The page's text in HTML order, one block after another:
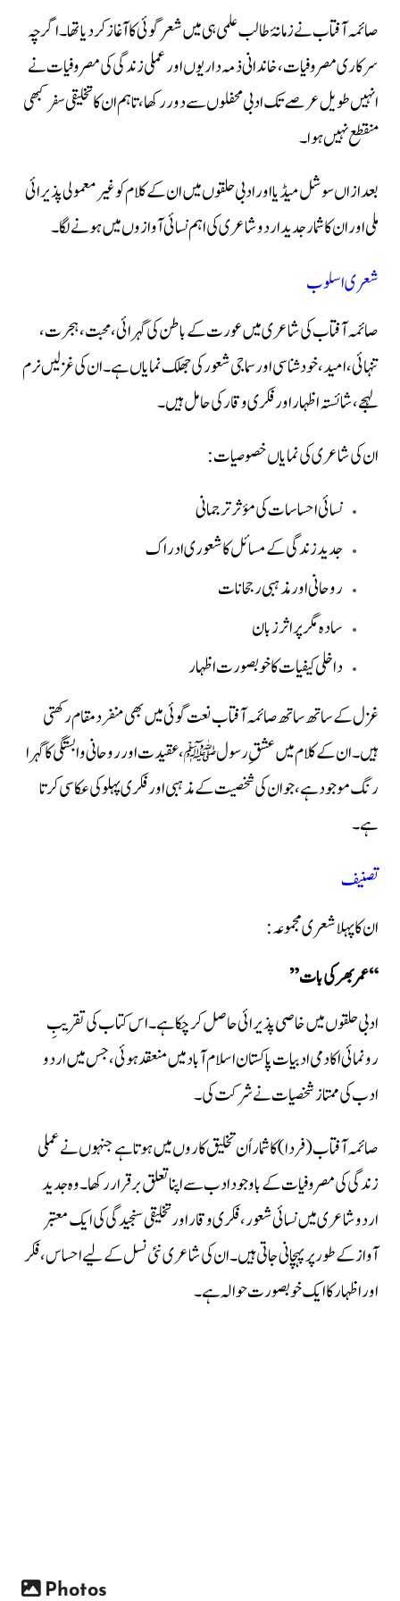
صائمہ آفتاب نے زمانۂ طالب علمی ہی میں شعر گوئی کا آغاز کر دیا تھا۔ اگرچہ
سرکاری مصروفیات، خاندانی ذمہ داریوں اور عملی زندگی کی مصروفیات نے
انہیں طویل عرصے تک ادبی محفلوں سے دور رکھا، تاہم ان کا تخلیقی سفر کبھی
منقطع نہیں ہوا۔
بعد ازاں سوشل میڈیا اور ادبی حلقوں میں ان کے کلام کو غیر معمولی پذیرائی
ملی اور ان کا شمار جدید اردو شاعری کی اہم نسائی آوازوں میں ہونے لگا۔
شعری اسلوب
صائمہ آفتاب کی شاعری میں عورت کے باطن کی گہرائی، محبت، ہجرت،
تنہائی، امید، خود شناسی اور سماجی شعور کی جھلک نمایاں ہے۔ ان کی غزلیں نرم
لہجے، شائستہ اظہار اور فکری وقار کی حامل ہیں۔
ان کی شاعری کی نمایاں خصوصیات:
نسائی احساسات کی مؤثر ترجمانی
جدید زندگی کے مسائل کا شعوری ادراک
روحانی اور مذہبی رجحانات
سادہ مگر پراثر زبان
داخلی کیفیات کا خوبصورت اظہار
غزل کے ساتھ ساتھ صائمہ آفتاب نعت گوئی میں بھی منفرد مقام رکھتی
ہیں۔ ان کے کلام میں عشقِ رسول ﷺ، عقیدت اور روحانی وابستگی کا گہرا
رنگ موجود ہے، جو ان کی شخصیت کے مذہبی اور فکری پہلو کی عکاسی کرتا
ہے۔
تصنیف
ان کا پہلا شعری مجموعہ:
“عمر بھر کی بات”
ادبی حلقوں میں خاصی پذیرائی حاصل کر چکا ہے۔ اس کتاب کی تقریبِ
رونمائی اکادمی ادبیات پاکستان اسلام آباد میں منعقد ہوئی، جس میں اردو
ادب کی ممتاز شخصیات نے شرکت کی۔
صائمہ آفتاب (فردا) کا شمار اُن تخلیق کاروں میں ہوتا ہے جنہوں نے عملی
زندگی کی مصروفیات کے باوجود ادب سے اپنا تعلق برقرار رکھا۔ وہ جدید
اردو شاعری میں نسائی شعور، فکری وقار اور تخلیقی سنجیدگی کی ایک معتبر
آواز کے طور پر پہچانی جاتی ہیں۔ ان کی شاعری نئی نسل کے لیے احساس، فکر
اور اظہار کا ایک خوبصورت حوالہ ہے۔
Photos